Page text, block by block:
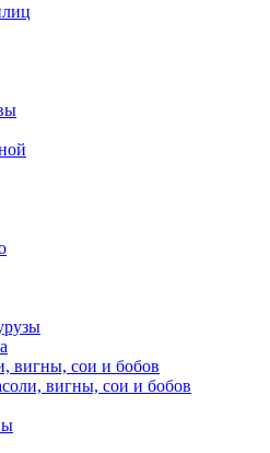
вигны, сои и бобов
вигны, сои и бобов